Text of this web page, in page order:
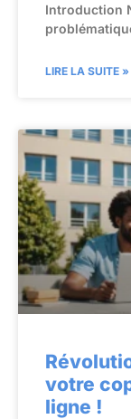
Introduction
LIRE LA SUITE »
votre
ligne !